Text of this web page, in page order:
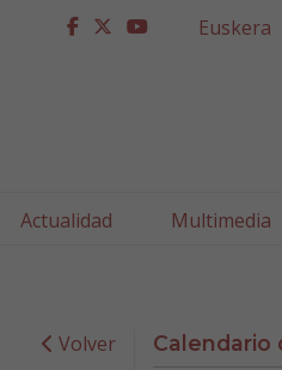
facebook
twitter
youtube
Euskera
Actualidad Multimedia
Volver Calendario